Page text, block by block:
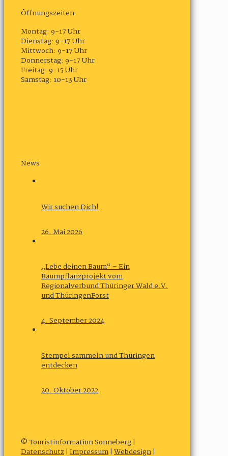
Öffnungszeiten
Montag: 9-17 Uhr
Dienstag: 9-17 Uhr
Mittwoch: 9-17 Uhr
Donnerstag: 9-17 Uhr
Freitag: 9-15 Uhr
Samstag: 10-13 Uhr
News
Wir suchen Dich!
26. Mai 2026
„Lebe deinen Baum“ – Ein
Baumpflanzprojekt vom
Regionalverbund Thüringer Wald e.V.
und ThüringenForst
4. September 2024
Stempel sammeln und Thüringen
entdecken
20. Oktober 2022
© Touristinformation Sonneberg |
Datenschutz| Impressum| Webdesign|